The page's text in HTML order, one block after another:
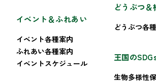
イベント＆ふれあい
イベント各種案内
ふれあい各種案内
イベントスケジュール
どうぶつ
どうぶつ各種
王国の
生物多様性